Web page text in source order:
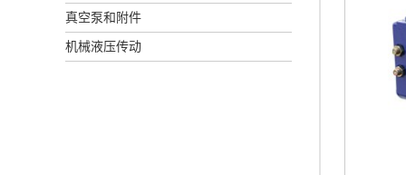
真空泵和附件
机械液压传动